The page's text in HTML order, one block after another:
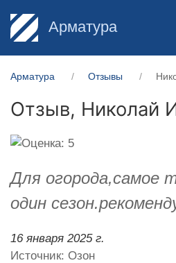
Арматура
Арматура Отзывы
Отзыв, Николай
Для огорода,самое
один
16 января 2025 г.
Источник: Озон